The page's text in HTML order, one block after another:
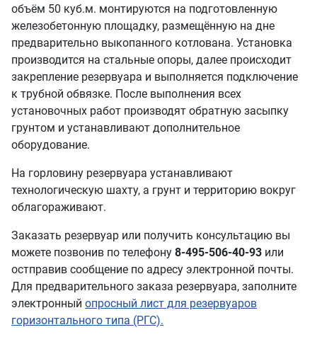
объём 50 куб.м. монтируются на подготовленную
железобетонную площадку, размещённую на дне
предварительно выкопанного котлована. Установка
производится на стальные опоры, далее происходит
закрепление резервуара и выполняется подключение
к трубной обвязке. После выполнения всех
установочных работ производят обратную засыпку
грунтом и устанавливают дополнительное
оборудование.
На горловину резервуара устанавливают
технологическую шахту, а грунт и территорию вокруг
облагораживают.
Заказать резервуар или получить консультацию вы
можете позвонив по телефону 8-495-506-40-93 или
остправив сообщение по адресу электронной почты.
Для предварительного заказа резервуара, заполните
электронный опросный лист для резервуаров
горизонтального типа (РГС).